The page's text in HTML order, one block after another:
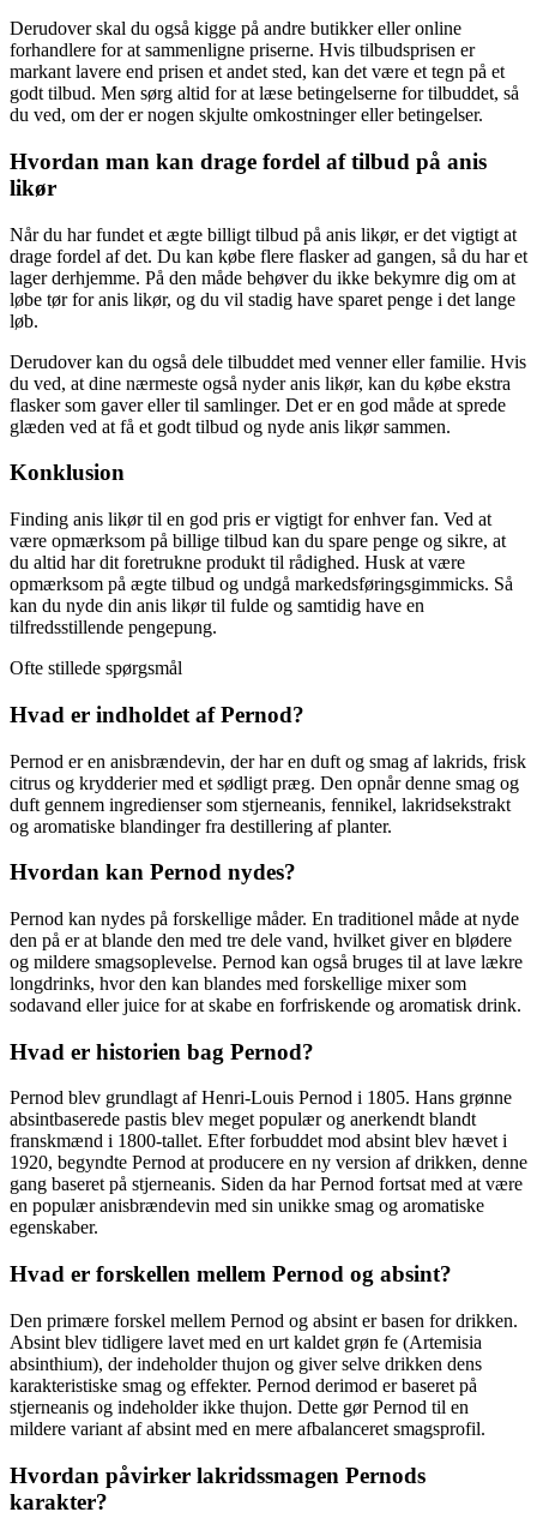
Derudover skal du også kigge på andre butikker eller online
forhandlere for at sammenligne priserne. Hvis tilbudsprisen er
markant lavere end prisen et andet sted, kan det være et tegn på et
godt tilbud. Men sørg altid for at læse betingelserne for tilbuddet, så
du ved, om der er nogen skjulte omkostninger eller betingelser.
Hvordan man kan drage fordel af tilbud på anis
likør
Når du har fundet et ægte billigt tilbud på anis likør, er det vigtigt at
drage fordel af det. Du kan købe flere flasker ad gangen, så du har et
lager derhjemme. På den måde behøver du ikke bekymre dig om at
løbe tør for anis likør, og du vil stadig have sparet penge i det lange
løb.
Derudover kan du også dele tilbuddet med venner eller familie. Hvis
du ved, at dine nærmeste også nyder anis likør, kan du købe ekstra
flasker som gaver eller til samlinger. Det er en god måde at sprede
glæden ved at få et godt tilbud og nyde anis likør sammen.
Konklusion
Finding anis likør til en god pris er vigtigt for enhver fan. Ved at
være opmærksom på billige tilbud kan du spare penge og sikre, at
du altid har dit foretrukne produkt til rådighed. Husk at være
opmærksom på ægte tilbud og undgå markedsføringsgimmicks. Så
kan du nyde din anis likør til fulde og samtidig have en
tilfredsstillende pengepung.
Ofte stillede spørgsmål
Hvad er indholdet af Pernod?
Pernod er en anisbrændevin, der har en duft og smag af lakrids, frisk
citrus og krydderier med et sødligt præg. Den opnår denne smag og
duft gennem ingredienser som stjerneanis, fennikel, lakridsekstrakt
og aromatiske blandinger fra destillering af planter.
Hvordan kan Pernod nydes?
Pernod kan nydes på forskellige måder. En traditionel måde at nyde
den på er at blande den med tre dele vand, hvilket giver en blødere
og mildere smagsoplevelse. Pernod kan også bruges til at lave lækre
longdrinks, hvor den kan blandes med forskellige mixer som
sodavand eller juice for at skabe en forfriskende og aromatisk drink.
Hvad er historien bag Pernod?
Pernod blev grundlagt af Henri-Louis Pernod i 1805. Hans grønne
absintbaserede pastis blev meget populær og anerkendt blandt
franskmænd i 1800-tallet. Efter forbuddet mod absint blev hævet i
1920, begyndte Pernod at producere en ny version af drikken, denne
gang baseret på stjerneanis. Siden da har Pernod fortsat med at være
en populær anisbrændevin med sin unikke smag og aromatiske
egenskaber.
Hvad er forskellen mellem Pernod og absint?
Den primære forskel mellem Pernod og absint er basen for drikken.
Absint blev tidligere lavet med en urt kaldet grøn fe (Artemisia
absinthium), der indeholder thujon og giver selve drikken dens
karakteristiske smag og effekter. Pernod derimod er baseret på
stjerneanis og indeholder ikke thujon. Dette gør Pernod til en
mildere variant af absint med en mere afbalanceret smagsprofil.
Hvordan påvirker lakridssmagen Pernods
karakter?